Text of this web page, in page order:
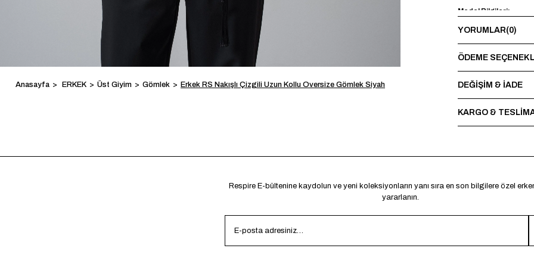
Anasayfa ERKEK Üst Giyim Gömlek Erkek RS Nakışlı Çizgili Uzun Kollu Oversize Gömlek Siyah
Model Bilgileri:
Boy 185 cm - Kilo 73
Yıkama Talimatı:
Maksimum 30°C’de
sırasında baskı ve
YORUMLAR(0)
ÖDEME
DEĞİŞİM & İADE
KARGO &
Respire E-bültenine kaydolun ve yeni koleksiyonların yanı sıra en son bilgilere özel
yararlanın.